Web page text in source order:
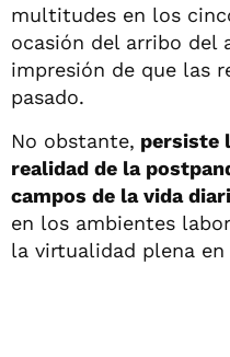
multitudes en los
ocasión del arribo del
impresión de que las
pasado.
No obstante, persiste
realidad de la
campos de la vida
en los ambientes
la virtualidad plena